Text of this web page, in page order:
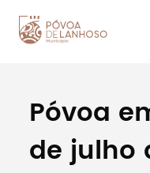
Procurar
Póvoa
de julho